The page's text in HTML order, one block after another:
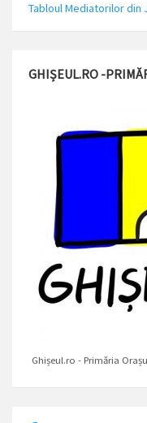
Tabloul Mediatorilor din
GHIȘEUL.RO -
Ghișeul.ro - Primăria